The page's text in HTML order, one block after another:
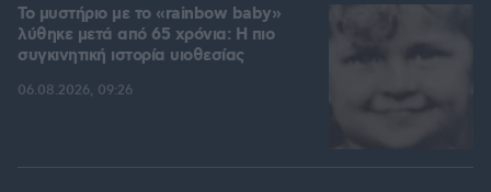
Το μυστήριο με το «rainbow baby»
λύθηκε μετά από 65 χρόνια: Η πιο
συγκινητική ιστορία υιοθεσίας
06.08.2026, 09:26